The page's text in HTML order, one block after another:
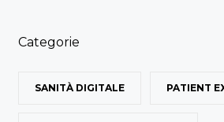
Categorie
SANITÀ DIGITALE PATIENT